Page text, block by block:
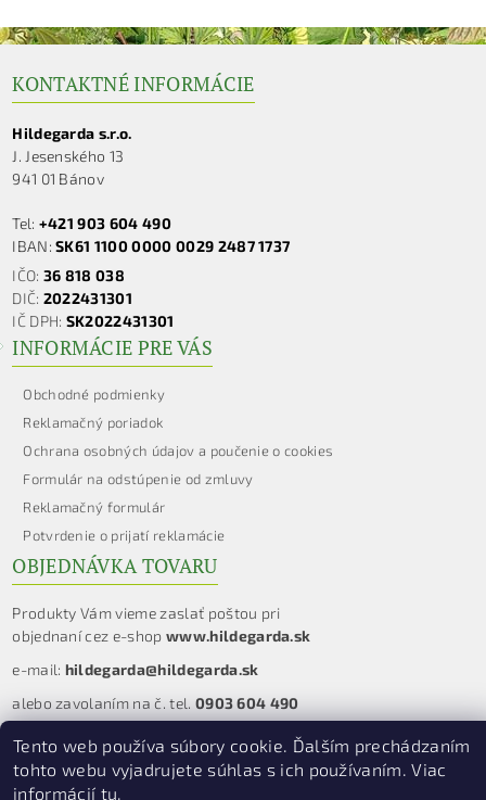
KONTAKTNÉ INFORMÁCIE
Hildegarda s.r.o.
J. Jesenského 13
941 01 Bánov
Tel: +421 903 604 490
IBAN:SK61 1100 0000 0029 2487 1737
IČO: 36 818 038
DIČ: 2022431301
IČ DPH: SK2022431301
INFORMÁCIE PRE VÁS
Obchodné podmienky
Reklamačný poriadok
Ochrana osobných údajov a poučenie o cookies
Formulár na odstúpenie od zmluvy
Reklamačný formulár
Potvrdenie o prijatí reklamácie
OBJEDNÁVKA TOVARU
Produkty Vám vieme zaslať poštou pri
objednaní cez e-shop www.hildegarda.sk
e-mail: hildegarda@hildegarda.sk
alebo zavolaním na č. tel. 0903 604 490
Tento web používa súbory cookie. Ďalším prechádzaním
tohto webu vyjadrujete súhlas s ich používaním. Viac
informácií tu.